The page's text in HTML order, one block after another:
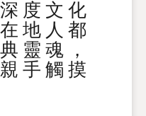
度文化
地人都
靈魂，
手觸摸